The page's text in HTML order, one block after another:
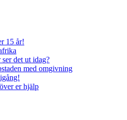
15 år!
det ut idag?
med omgivning
er hjälp